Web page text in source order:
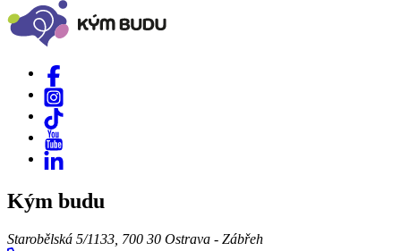
Kým budu
Starobělská 5/1133, 700 30 Ostrava - Zábřeh